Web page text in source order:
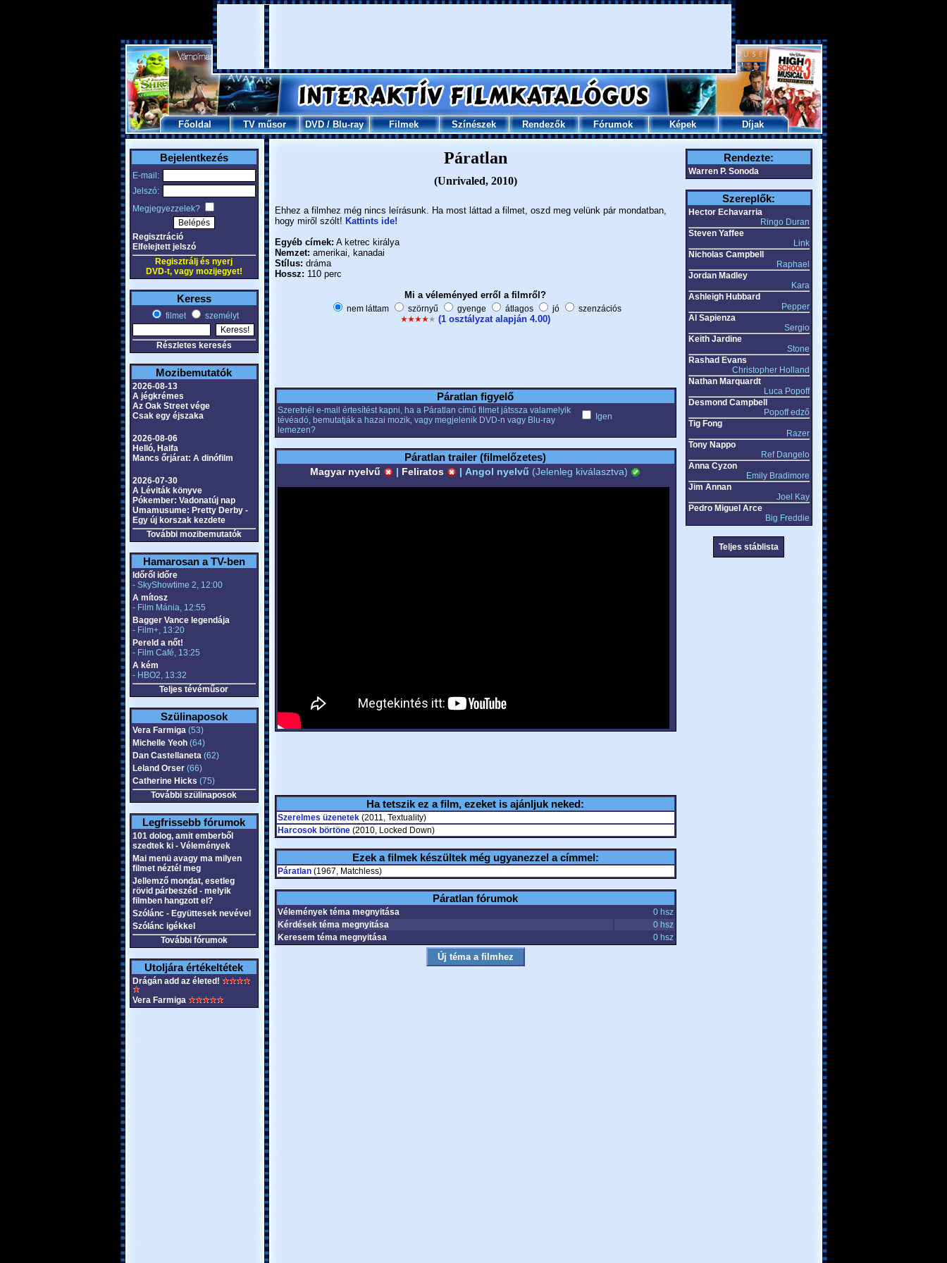
Főoldal TV műsor DVD/Blu-ray Filmek Színészek Rendezők Fórumok Képek Díjak
Bejelentkezés
E-mail:
Jelszó:
Megjegyezzelek?
Regisztráció
Elfelejtett jelszó
Regisztrálj és nyerj
DVD-t, vagy mozijegyet!
Keress
filmet személyt
Részletes keresés
Mozibemutatók
2026-08-13
A jégkrémes
Az Oak Street vége
Csak egy éjszaka
2026-08-06
Helló, Haifa
Mancs őrjárat: A dinófilm
2026-07-30
A Léviták könyve
Pókember: Vadonatúj nap
Umamusume: Pretty Derby -
Egy új korszak kezdete
További mozibemutatók
Hamarosan a TV-ben
Időről időre
- SkyShowtime 2, 12:00
A mítosz
- Film Mánia, 12:55
Bagger Vance legendája
- Film+, 13:20
Pereld a nőt!
- Film Café, 13:25
A kém
- HBO2, 13:32
Teljes tévéműsor
Szülinaposok
Vera Farmiga(53)
Michelle Yeoh(64)
Dan Castellaneta(62)
Leland Orser(66)
Catherine Hicks (75)
További szülinaposok
Legfrissebb fórumok
101 dolog, amit emberből
szedtek ki - Vélemények
Mai menü avagy ma milyen
filmet néztél meg
Jellemző mondat, esetleg
rövid párbeszéd - melyik
filmben hangzott el?
Szólánc - Együttesek nevével
Szólánc igékkel
További fórumok
Utoljára értékeltétek
Drágán add az életed!
Vera Farmiga
Páratlan
(Unrivaled, 2010)
Ehhez a filmhez még nincs leírásunk. Ha most láttad a filmet, oszd meg velünk pár mondatban,
hogy miről szólt! Kattints ide!
Egyéb címek: A ketrec királya
Nemzet: amerikai, kanadai
Stílus: dráma
Hossz: 110 perc
Mi a véleményed erről a filmről?
nem láttam szörnyű gyenge átlagos jó szenzációs
(1 osztályzat alapján 4.00)
Páratlan figyelő
Szeretnél e-mail értesítést kapni, ha a Páratlan című filmet játssza valamelyik
tévéadó, bemutatják a hazai mozik, vagy megjelenik DVD-n vagy Blu-ray
lemezen?
Igen
Páratlan trailer (filmelőzetes)
Magyar nyelvű | Feliratos | Angol nyelvű (Jelenleg kiválasztva)
Ha tetszik ez a film, ezeket is ajánljuk neked:
Szerelmes üzenetek(2011, Textuality)
Harcosok börtöne(2010, Locked Down)
Ezek a filmek készültek még ugyanezzel a címmel:
Páratlan(1967, Matchless)
Páratlan fórumok
Vélemények téma megnyitása
0 hsz
Kérdések téma megnyitása
0 hsz
Keresem téma megnyitása
0 hsz
Rendezte:
Warren P. Sonoda
Szereplők:
Hector Echavarria
Ringo Duran
Steven Yaffee
Link
Nicholas Campbell
Raphael
Jordan Madley
Kara
Ashleigh Hubbard
Pepper
Al Sapienza
Sergio
Keith Jardine
Stone
Rashad Evans
Christopher Holland
Nathan Marquardt
Luca Popoff
Desmond Campbell
Popoff edző
Tig Fong
Razer
Tony Nappo
Ref Dangelo
Anna Cyzon
Emily Bradimore
Jim Annan
Joel Kay
Pedro Miguel Arce
Big Freddie
Teljes stáblista